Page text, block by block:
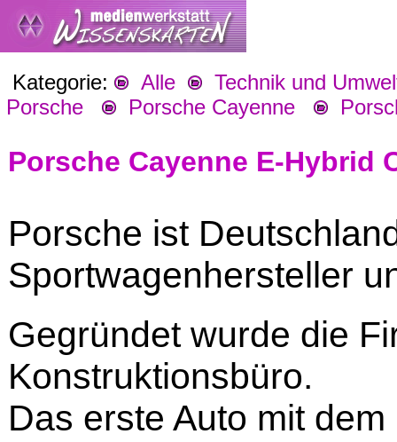
Kategorie: Alle
Technik und
Porsche
Porsche Cayenne
Porsche Cayenne E-Hybrid
Porsche ist
Sportwagenhersteller
Gegründet wurde die
Konstruktionsbüro.
Das erste Auto mit